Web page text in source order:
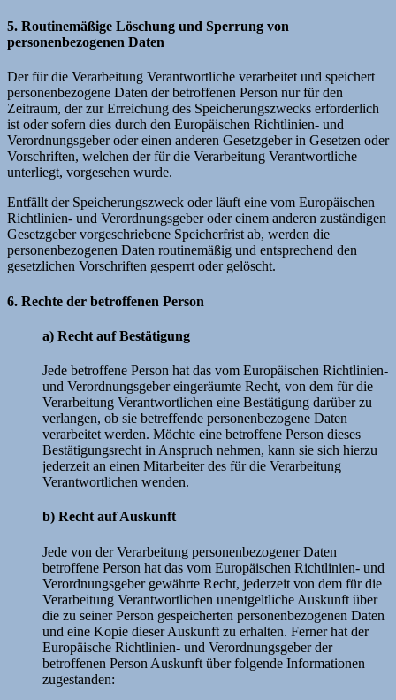
5. Routinemäßige Löschung und Sperrung von
personenbezogenen Daten
Der für die Verarbeitung Verantwortliche verarbeitet und speichert
personenbezogene Daten der betroffenen Person nur für den
Zeitraum, der zur Erreichung des Speicherungszwecks erforderlich
ist oder sofern dies durch den Europäischen Richtlinien- und
Verordnungsgeber oder einen anderen Gesetzgeber in Gesetzen oder
Vorschriften, welchen der für die Verarbeitung Verantwortliche
unterliegt, vorgesehen wurde.
Entfällt der Speicherungszweck oder läuft eine vom Europäischen
Richtlinien- und Verordnungsgeber oder einem anderen zuständigen
Gesetzgeber vorgeschriebene Speicherfrist ab, werden die
personenbezogenen Daten routinemäßig und entsprechend den
gesetzlichen Vorschriften gesperrt oder gelöscht.
6. Rechte der betroffenen Person
a) Recht auf Bestätigung
Jede betroffene Person hat das vom Europäischen Richtlinien-
und Verordnungsgeber eingeräumte Recht, von dem für die
Verarbeitung Verantwortlichen eine Bestätigung darüber zu
verlangen, ob sie betreffende personenbezogene Daten
verarbeitet werden. Möchte eine betroffene Person dieses
Bestätigungsrecht in Anspruch nehmen, kann sie sich hierzu
jederzeit an einen Mitarbeiter des für die Verarbeitung
Verantwortlichen wenden.
b) Recht auf Auskunft
Jede von der Verarbeitung personenbezogener Daten
betroffene Person hat das vom Europäischen Richtlinien- und
Verordnungsgeber gewährte Recht, jederzeit von dem für die
Verarbeitung Verantwortlichen unentgeltliche Auskunft über
die zu seiner Person gespeicherten personenbezogenen Daten
und eine Kopie dieser Auskunft zu erhalten. Ferner hat der
Europäische Richtlinien- und Verordnungsgeber der
betroffenen Person Auskunft über folgende Informationen
zugestanden: